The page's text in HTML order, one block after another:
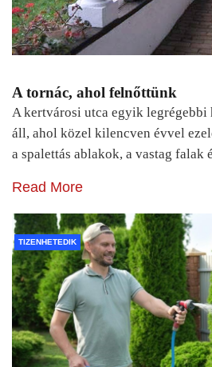
A tornác, ahol felnőttünk
A kertvárosi utca egyik legrégebbi
áll, ahol közel kilencven évvel
a spalettás ablakok, a vastag falak
Read More
TIZENHETEDIK